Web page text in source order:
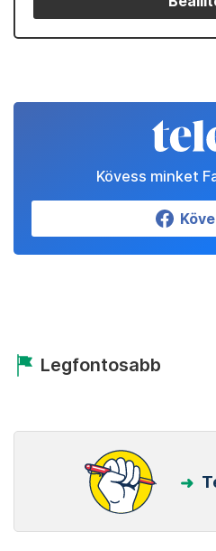
Kövess minket
Legfontosabb